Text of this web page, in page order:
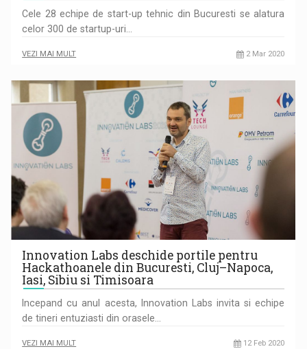
Cele 28 echipe de start-up tehnic din Bucuresti se alatura
celor 300 de startup-uri…
VEZI MAI MULT 2 Mar 2020
Innovation Labs deschide portile pentru
Hackathoanele din Bucuresti, Cluj–Napoca,
Iasi, Sibiu si Timisoara
Incepand cu anul acesta, Innovation Labs invita si echipe
de tineri entuziasti din orasele…
VEZI MAI MULT 12 Feb 2020